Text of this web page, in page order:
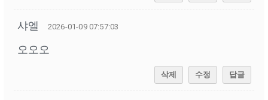
샤엘 2026-01-09 07:57:03
오오오
삭제 수정 답글